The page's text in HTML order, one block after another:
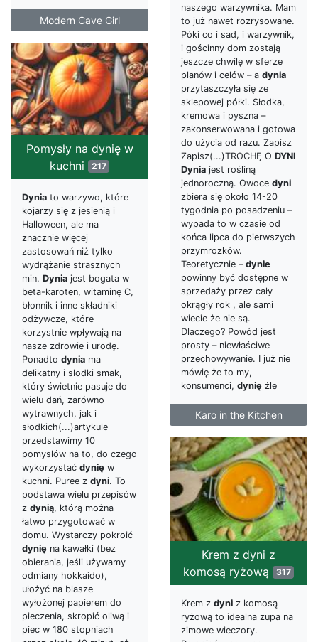
Modern Cave Girl
naszego warzywnika. Mam
to już nawet rozrysowane.
Póki co i sad, i warzywnik,
i gościnny dom zostają
jeszcze chwilę w sferze
planów i celów – a dynia
przytaszczyła się ze
sklepowej półki. Słodka,
kremowa i pyszna –
zakonserwowana i gotowa
do użycia od razu. Zapisz
Zapisz(...)TROCHĘ O DYNI
Dynia jest rośliną
jednoroczną. Owoce dyni
zbiera się około 14-20
tygodnia po posadzeniu –
wypada to w czasie od
końca lipca do pierwszych
przymrozków.
Teoretycznie – dynie
powinny być dostępne w
sprzedaży przez cały
okrągły rok , ale sami
wiecie że nie są.
Dlaczego? Powód jest
prosty – niewłaściwe
przechowywanie. I już nie
mówię że to my,
konsumenci, dynię źle
Karo in the Kitchen
Pomysły na dynię w
kuchni
217
Dynia to warzywo, które
kojarzy się z jesienią i
Halloween, ale ma
znacznie więcej
zastosowań niż tylko
wydrążanie strasznych
min. Dynia jest bogata w
beta-karoten, witaminę C,
błonnik i inne składniki
odżywcze, które
korzystnie wpływają na
nasze zdrowie i urodę.
Ponadto dynia ma
delikatny i słodki smak,
który świetnie pasuje do
wielu dań, zarówno
wytrawnych, jak i
słodkich(...)artykule
przedstawimy 10
pomysłów na to, do czego
wykorzystać dynię w
kuchni. Puree z dyni. To
podstawa wielu przepisów
z dynią, którą można
łatwo przygotować w
domu. Wystarczy pokroić
dynię na kawałki (bez
obierania, jeśli używamy
odmiany hokkaido),
ułożyć na blasze
wyłożonej papierem do
pieczenia, skropić oliwą i
piec w 180 stopniach
Krem z dyni z
komosą ryżową
317
Krem z dyni z komosą
ryżową to idealna zupa na
zimowe wieczory.